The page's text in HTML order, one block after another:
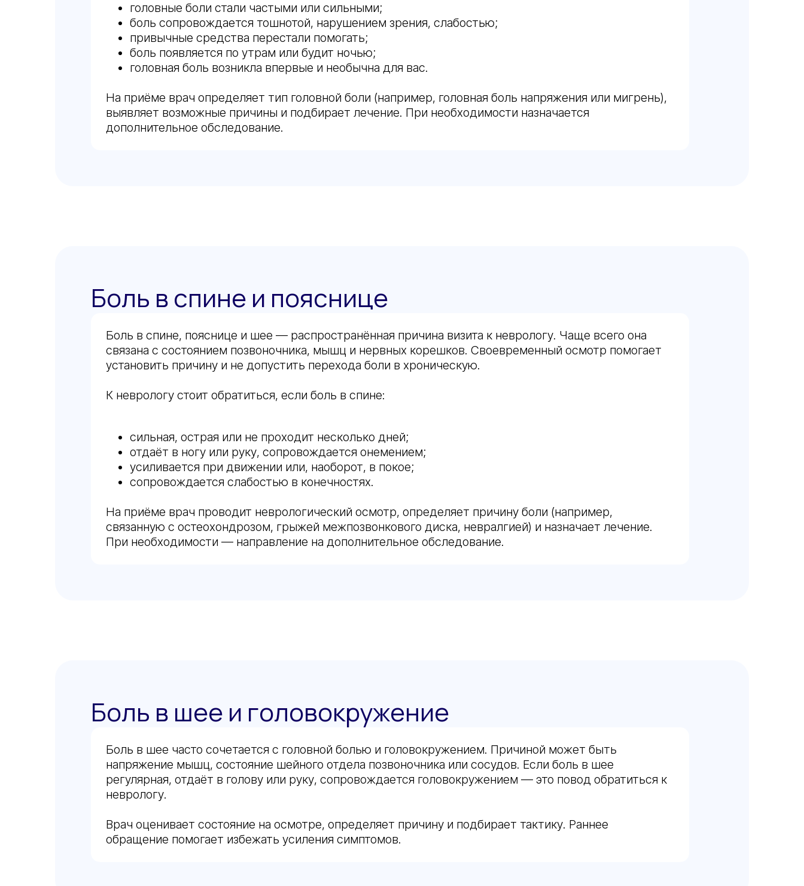
головные боли стали частыми или сильными;
боль сопровождается тошнотой, нарушением зрения, слабостью;
привычные средства перестали помогать;
боль появляется по утрам или будит ночью;
головная боль возникла впервые и необычна для вас.
На приёме врач определяет тип головной боли (например, головная боль напряжения или мигрень),
выявляет возможные причины и подбирает лечение. При необходимости назначается
дополнительное обследование.
Боль в спине и пояснице
Боль в спине, пояснице и шее — распространённая причина визита к неврологу. Чаще всего она
связана с состоянием позвоночника, мышц и нервных корешков. Своевременный осмотр помогает
установить причину и не допустить перехода боли в хроническую.
К неврологу стоит обратиться, если боль в спине:
сильная, острая или не проходит несколько дней;
отдаёт в ногу или руку, сопровождается онемением;
усиливается при движении или, наоборот, в покое;
сопровождается слабостью в конечностях.
На приёме врач проводит неврологический осмотр, определяет причину боли (например,
связанную с остеохондрозом, грыжей межпозвонкового диска, невралгией) и назначает лечение.
При необходимости — направление на дополнительное обследование.
Боль в шее и головокружение
Боль в шее часто сочетается с головной болью и головокружением. Причиной может быть
напряжение мышц, состояние шейного отдела позвоночника или сосудов. Если боль в шее
регулярная, отдаёт в голову или руку, сопровождается головокружением — это повод обратиться к
неврологу.
Врач оценивает состояние на осмотре, определяет причину и подбирает тактику. Раннее
обращение помогает избежать усиления симптомов.